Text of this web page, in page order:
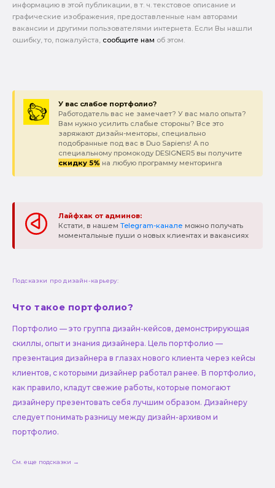
информацию в этой публикации, в т. ч. текстовое описание и
графические изображения, предоставленные нам авторами
вакансии и другими пользователями интернета. Если Вы нашли
ошибку, то, пожалуйста, сообщите нам об этом.
У вас слабое портфолио?
Работодатель вас не замечает? У вас мало опыта?
Вам нужно усилить слабые стороны? Все это
заряжают дизайн-менторы, специально
подобранные под вас в Duo Sapiens! А по
специальному промокоду DESIGNER5 вы получите
скидку 5% на любую программу менторинга
Лайфхак от админов:
Кстати, в нашем Telegram-канале можно получать
моментальные пуши о новых клиентах и вакансиях
Подсказки про дизайн-карьеру:
Что такое портфолио?
Портфолио — это группа дизайн-кейсов, демонстрирующая
скиллы, опыт и знания дизайнера. Цель портфолио —
презентация дизайнера в глазах нового клиента через кейсы
клиентов, с которыми дизайнер работал ранее. В портфолио,
как правило, кладут свежие работы, которые помогают
дизайнеру презентовать себя лучшим образом. Дизайнеру
следует понимать разницу между дизайн-архивом и
портфолио.
См. еще подсказки →